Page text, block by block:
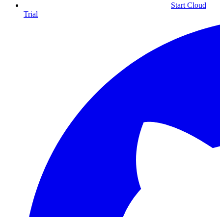
Start Cloud
Trial